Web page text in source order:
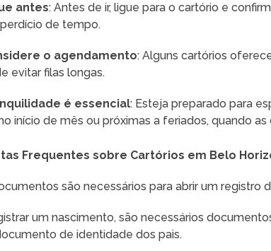
antes: Antes de ir, ligue para o cartório e
de tempo.
o agendamento: Alguns cartórios
evitar filas longas.
é essencial: Esteja preparado para
início de mês ou próximas a feriados, quando
Frequentes sobre Cartórios em Belo
são necessários para abrir um registro
um nascimento, são necessários
de identidade dos pais.